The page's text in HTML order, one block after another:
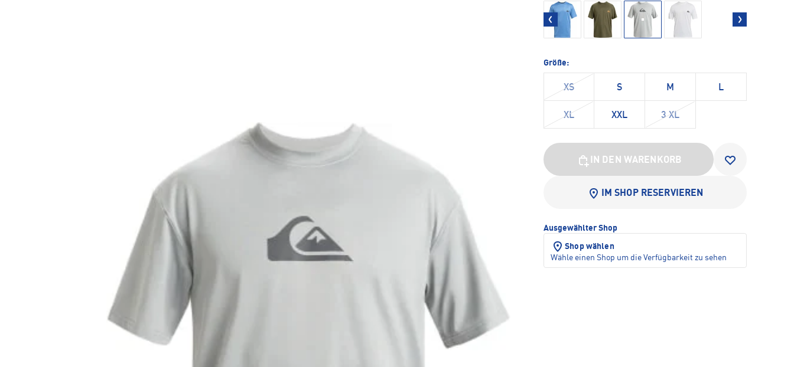
Größe:
XS S M L
XL XXL 3 XL
IN DEN WARENKORB
IM SHOP RESERVIEREN
Ausgewählter Shop
Shop wählen
Wähle einen Shop um die Verfügbarkeit zu sehen